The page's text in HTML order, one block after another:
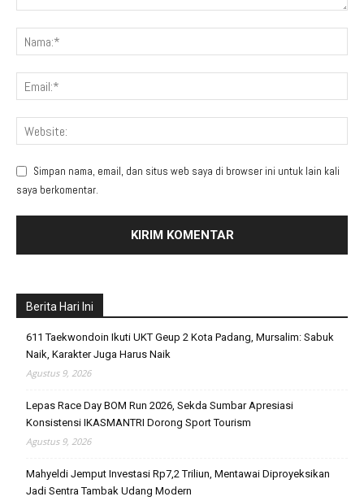
Simpan nama, email, dan situs web saya di browser ini untuk lain kali
saya berkomentar.
Berita Hari Ini
611 Taekwondoin Ikuti UKT Geup 2 Kota Padang, Mursalim: Sabuk
Naik, Karakter Juga Harus Naik
Agustus 9, 2026
Lepas Race Day BOM Run 2026, Sekda Sumbar Apresiasi
Konsistensi IKASMANTRI Dorong Sport Tourism
Agustus 9, 2026
Mahyeldi Jemput Investasi Rp7,2 Triliun, Mentawai Diproyeksikan
Jadi Sentra Tambak Udang Modern